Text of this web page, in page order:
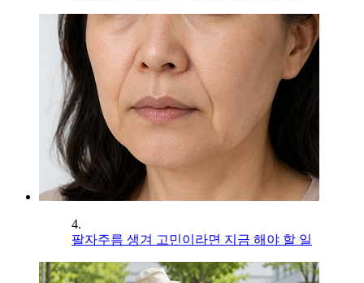
4.
팔자주름 생겨 고민이라면 지금 해야 할 일